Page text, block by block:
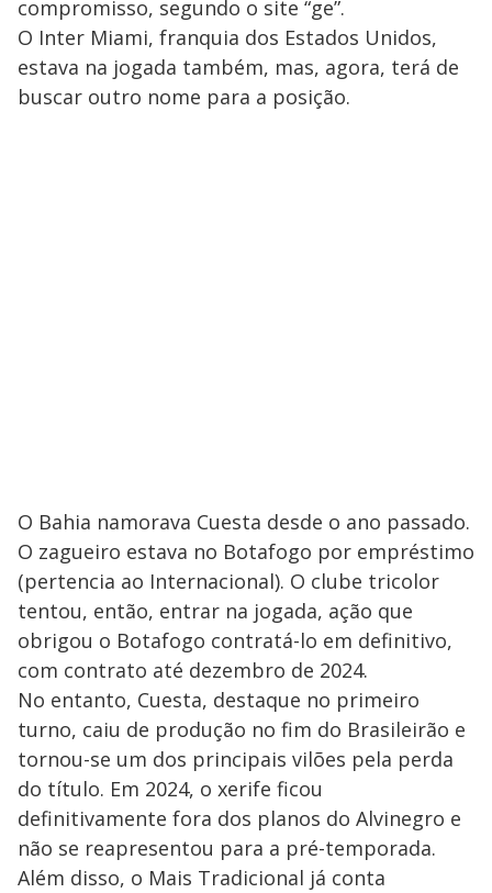
compromisso, segundo o site “ge”.
O Inter Miami, franquia dos Estados Unidos,
estava na jogada também, mas, agora, terá de
buscar outro nome para a posição.
O Bahia namorava Cuesta desde o ano passado.
O zagueiro estava no Botafogo por empréstimo
(pertencia ao Internacional). O clube tricolor
tentou, então, entrar na jogada, ação que
obrigou o Botafogo contratá-lo em definitivo,
com contrato até dezembro de 2024.
No entanto, Cuesta, destaque no primeiro
turno, caiu de produção no fim do Brasileirão e
tornou-se um dos principais vilões pela perda
do título. Em 2024, o xerife ficou
definitivamente fora dos planos do Alvinegro e
não se reapresentou para a pré-temporada.
Além disso, o Mais Tradicional já conta